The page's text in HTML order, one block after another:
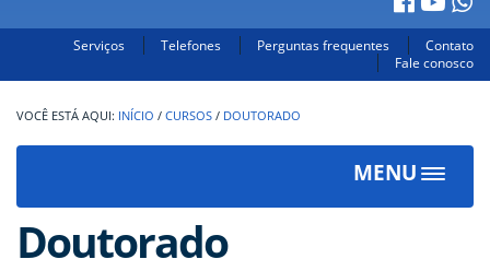
Serviços Telefones Perguntas frequentes
Contato
Fale conosco
INÍCIO / CURSOS / DOUTORADO
MENU
Toggle
Doutorado